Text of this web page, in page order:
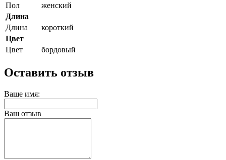
Пол
женский
Длина
Длина
короткий
Цвет
Цвет
бордовый
Оставить отзыв
Ваше имя:
Ваш отзыв